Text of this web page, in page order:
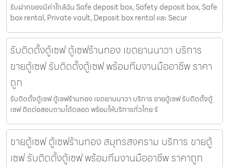
รับฝากของมีค่าใกล้ฉัน Safe deposit box, Safety deposit box, Safe
box rental, Private vault, Deposit box rental และ Secur
รับติดตั้งตู้เซฟ ตู้เซฟร้านทอง เขตยานนาวา บริการ
ขายตู้เซฟ รับติดตั้งตู้เซฟ พร้อมทีมงานมืออาชีพ ราคา
ถูก
รับติดตั้งตู้เซฟ ตู้เซฟร้านทอง เขตยานนาวา บริการ ขายตู้เซฟ รับติดตั้งตู้
เซฟ ติดต่อสอบถามได้ตลอด พร้อมให้บริการทั่วไทย รั
ขายตู้เซฟ ตู้เซฟร้านทอง สมุทรสงคราม บริการ ขายตู้
เซฟ รับติดตั้งตู้เซฟ พร้อมทีมงานมืออาชีพ ราคาถูก